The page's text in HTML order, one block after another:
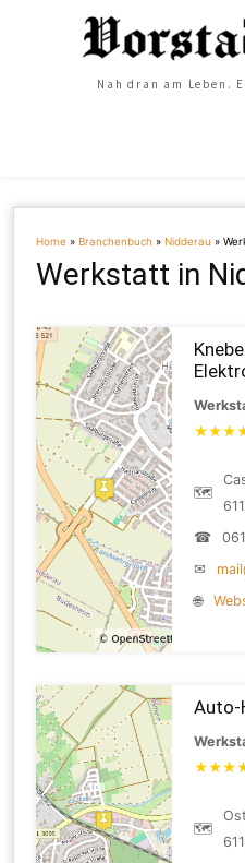
Nah dran am Leben.
Home »Branchenbuch »Nidderau »
Werkstatt in
★★★
🗺
☎
✉
🌐
Auto-
★★★
🗺